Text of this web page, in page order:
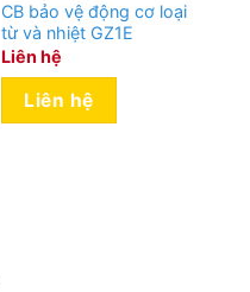
CB bảo vệ động cơ loại
từ và nhiệt GZ1E
Liên hệ
Liên hệ